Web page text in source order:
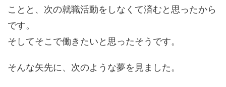
ことと、次の就職活動をしなくて済むと思ったから
です。
そしてそこで働きたいと思ったそうです。
そんな矢先に、次のような夢を見ました。